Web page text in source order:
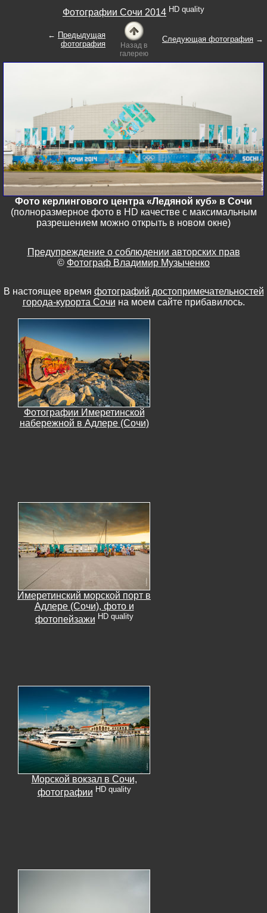
Фотографии Сочи 2014 HD quality
← Предыдущая
фотография
Назад в
галерею
Следующая фотография →
Фото керлингового центра «Ледяной куб» в Сочи
(полноразмерное фото в HD качестве с максимальным
разрешением можно открыть в новом окне)
Предупреждение о соблюдении авторских прав
© Фотограф Владимир Музыченко
В настоящее время фотографий достопримечательностей
города-курорта Сочи на моем сайте прибавилось.
Фотографии Имеретинской
набережной в Адлере (Сочи)
Имеретинский морской порт в
Адлере (Сочи), фото и
фотопейзажи HD quality
Морской вокзал в Сочи,
фотографии HD quality